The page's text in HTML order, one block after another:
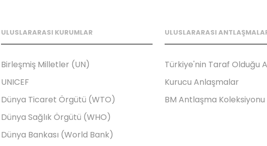
ULUSLARARASI KURUMLAR
Birleşmiş Milletler (UN)
UNICEF
Dünya Ticaret Örgütü (WTO)
Dünya Sağlık Örgütü (WHO)
Dünya Bankası (World Bank)
ULUSLARARASI
Türkiye'nin Taraf Olduğu
Kurucu Anlaşmalar
BM Antlaşma Koleksiyonu